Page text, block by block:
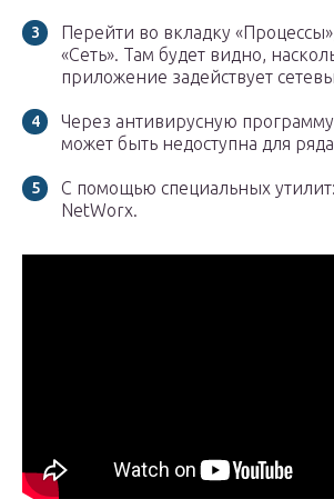
Перейти во вкладку
«Сеть». Там будет видно,
приложение задействует
Через антивирусную программу
может быть недоступна для
С помощью специальных
NetWorx.